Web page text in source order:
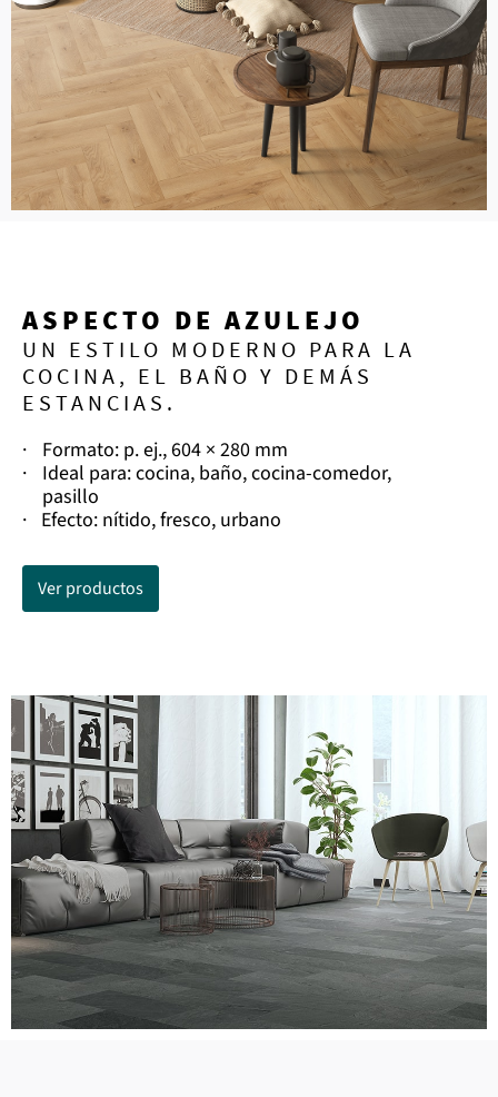
ASPECTO DE AZULEJO
UN ESTILO MODERNO PARA LA
COCINA, EL BAÑO Y DEMÁS
ESTANCIAS.
· Formato: p. ej., 604 × 280 mm
· Ideal para: cocina, baño, cocina-comedor,
pasillo
· Efecto: nítido, fresco, urbano
Ver productos